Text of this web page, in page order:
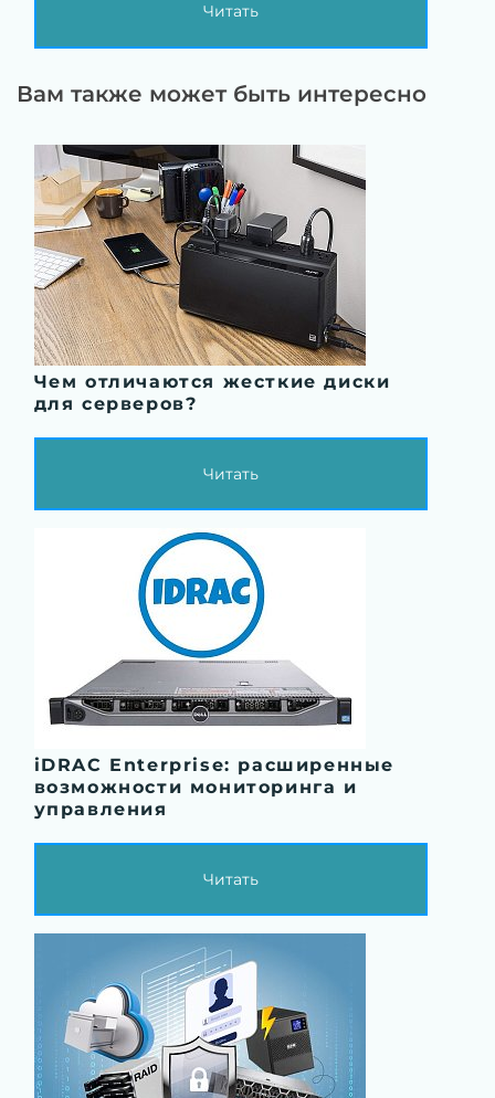
Читать
Вам также может быть интересно
Чем отличаются жесткие диски
для серверов?
Читать
iDRAC Enterprise: расширенные
возможности мониторинга и
управления
Читать